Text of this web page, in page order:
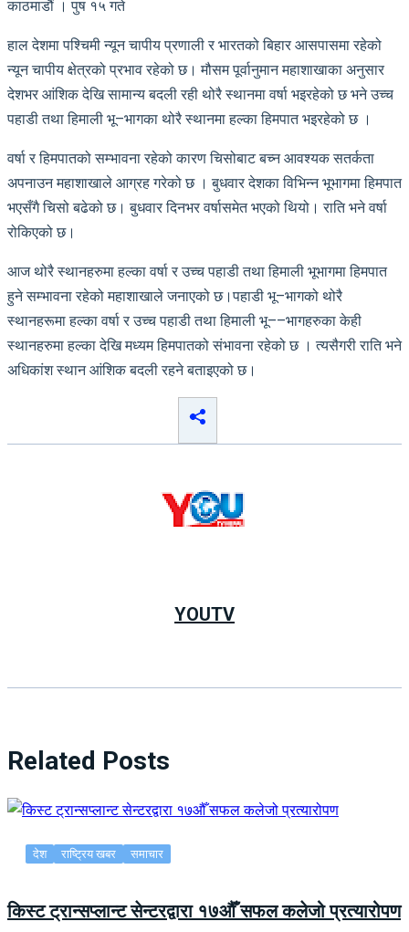
काठमाडौं । पुष १५ गते
हाल देशमा पश्चिमी न्यून चापीय प्रणाली र भारतको बिहार आसपासमा रहेको
न्यून चापीय क्षेत्रको प्रभाव रहेको छ। मौसम पूर्वानुमान महाशाखाका अनुसार
देशभर आंशिक देखि सामान्य बदली रही थोरै स्थानमा वर्षा भइरहेको छ भने उच्च
पहाडी तथा हिमाली भू–भागका थोरै स्थानमा हल्का हिमपात भइरहेको छ ।
वर्षा र हिमपातको सम्भावना रहेको कारण चिसोबाट बच्न आवश्यक सतर्कता
अपनाउन महाशाखाले आग्रह गरेको छ । बुधवार देशका विभिन्न भूभागमा हिमपात
भएसँगै चिसो बढेको छ। बुधवार दिनभर वर्षासमेत भएको थियो। राति भने वर्षा
रोकिएको छ।
आज थोरै स्थानहरुमा हल्का वर्षा र उच्च पहाडी तथा हिमाली भूभागमा हिमपात
हुने सम्भावना रहेको महाशाखाले जनाएको छ।पहाडी भू–भागको थोरै
स्थानहरूमा हल्का वर्षा र उच्च पहाडी तथा हिमाली भू––भागहरुका केही
स्थानहरुमा हल्का देखि मध्यम हिमपातको संभावना रहेको छ । त्यसैगरी राति भने
अधिकांश स्थान आंशिक बदली रहने बताइएको छ।
YOUTV
Related Posts
देश राष्ट्रिय खबर समाचार
किस्ट ट्रान्सप्लान्ट सेन्टरद्वारा १७औँ सफल कलेजो प्रत्यारोपण